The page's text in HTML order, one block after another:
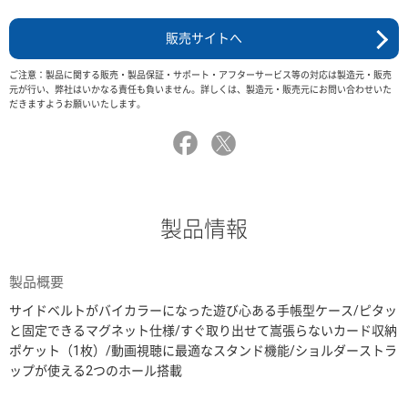
販売サイトへ
ご注意：製品に関する販売・製品保証・サポート・アフターサービス等の対応は製造元・販売
元が行い、弊社はいかなる責任も負いません。詳しくは、製造元・販売元にお問い合わせいた
だきますようお願いいたします。
製品情報
製品概要
サイドベルトがバイカラーになった遊び心ある手帳型ケース/ピタッ
と固定できるマグネット仕様/すぐ取り出せて嵩張らないカード収納
ポケット（1枚）/動画視聴に最適なスタンド機能/ショルダーストラ
ップが使える2つのホール搭載